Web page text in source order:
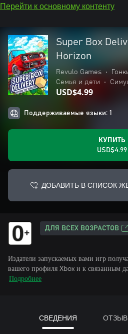
Перейти к основному контенту
Super Box
Horizon
Revulo Games •
Семья и дети
•
USD$4.99
Поддерживаемые языки: 1
КУПИТЬ
USD$4.99
ДОБАВИТЬ В СПИСОК
ДЛЯ ВСЕХ ВОЗРАСТОВ
Издатели запускаемых вами игр
вашего профиля Xbox и к связанным
Подробнее
СВЕДЕНИЯ